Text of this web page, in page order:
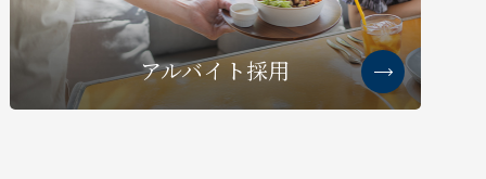
アルバイト採用